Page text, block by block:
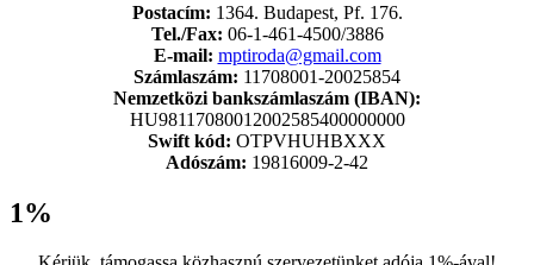
Postacím: 1364. Budapest, Pf. 176.
Tel./Fax: 06-1-461-4500/3886
E-mail: mptiroda@gmail.com
Számlaszám: 11708001-20025854
Nemzetközi bankszámlaszám (IBAN):
HU98117080012002585400000000
Swift kód: OTPVHUHBXXX
Adószám: 19816009-2-42
1%